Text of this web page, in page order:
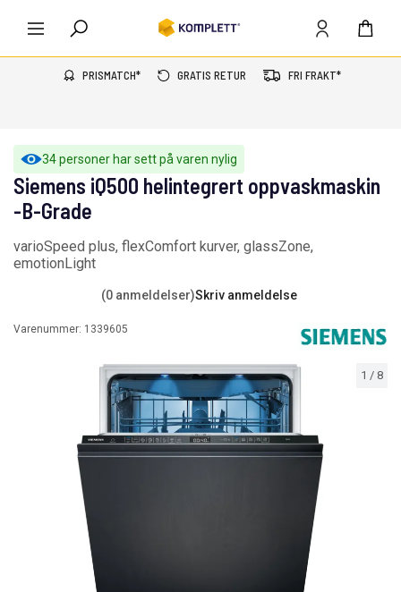
PRISMATCH* GRATIS RETUR FRI FRAKT*
34 personer har sett på varen nylig
1 / 8
Siemens iQ500 helintegrert oppvaskmaskin
-B-Grade
varioSpeed plus, flexComfort kurver, glassZone,
emotionLight
(0 anmeldelser)Skriv anmeldelse
Varenummer: 1339605